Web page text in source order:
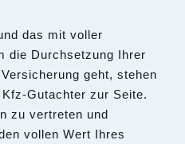
das mit voller
die Durchsetzung Ihrer
geht, stehen
Gutachter zur Seite.
zu vertreten und
vollen Wert Ihres